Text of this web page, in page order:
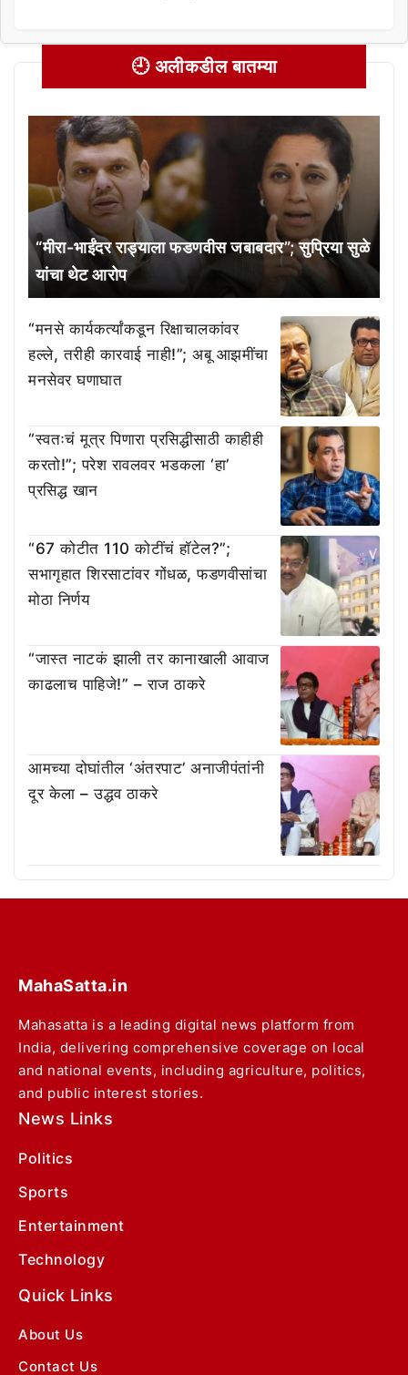
🕘 अलीकडील बातम्या
“मीरा-भाईंदर राड्याला फडणवीस जबाबदार”; सुप्रिया सुळे
यांचा थेट आरोप
“मनसे कार्यकर्त्यांकडून रिक्षाचालकांवर
हल्ले, तरीही कारवाई नाही!”; अबू आझमींचा
मनसेवर घणाघात
“स्वतःचं मूत्र पिणारा प्रसिद्धीसाठी काहीही
करतो!”; परेश रावलवर भडकला ‘हा’
प्रसिद्ध खान
“67 कोटीत 110 कोटींचं हॉटेल?”;
सभागृहात शिरसाटांवर गोंधळ, फडणवीसांचा
मोठा निर्णय
“जास्त नाटकं झाली तर कानाखाली आवाज
काढलाच पाहिजे!” – राज ठाकरे
आमच्या दोघांतील ‘अंतरपाट’ अनाजीपंतांनी
दूर केला – उद्धव ठाकरे
MahaSatta.in
Mahasatta is a leading digital news platform from
India, delivering comprehensive coverage on local
and national events, including agriculture, politics,
and public interest stories.
News Links
Politics
Sports
Entertainment
Technology
Quick Links
About Us
Contact Us